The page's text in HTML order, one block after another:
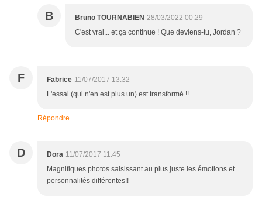
B Bruno TOURNABIEN 28/03/2022 00:29
C'est vrai... et ça continue ! Que deviens-tu, Jordan ?
F Fabrice 11/07/2017 13:32
L'essai (qui n'en est plus un) est transformé !!
Répondre
D Dora 11/07/2017 11:45
Magnifiques photos saisissant au plus juste les émotions et
personnalités différentes!!